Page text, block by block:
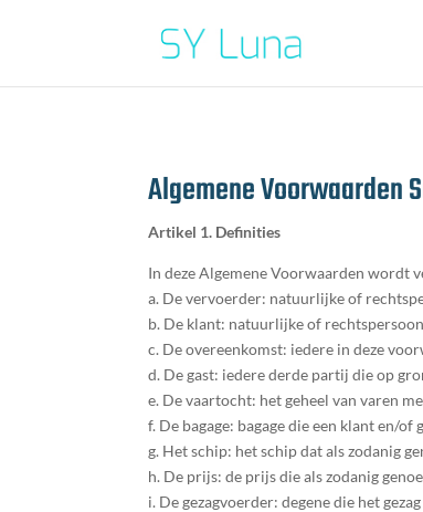
Algemene Voorwaarden
Artikel 1. Definities
In deze Algemene Voorwaarden wordt
a. De vervoerder: natuurlijke of
b. De klant: natuurlijke of
c. De overeenkomst: iedere in deze
d. De gast: iedere derde partij die op
e. De vaartocht: het geheel van varen
f. De bagage: bagage die een klant en/
g. Het schip: het schip dat als zodanig
h. De prijs: de prijs die als zodanig
i. De gezagvoerder: degene die het